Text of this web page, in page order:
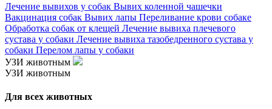
Лечение вывихов у собак Вывих коленной чашечки
Вакцинация собак Вывих лапы Переливание крови собаке
Обработка собак от клещей Лечение вывиха плечевого
сустава у собаки Лечение вывиха тазобедренного сустава у
собаки Перелом лапы у собаки
УЗИ животным
УЗИ животным
Для всех животных